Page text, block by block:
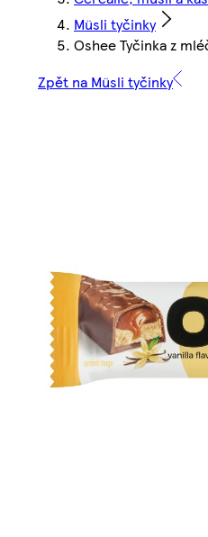
Müsli tyčinky
Oshee Tyčinka z
Zpět na Müsli tyčinky